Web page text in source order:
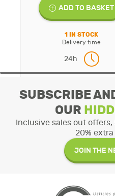
ADD TO BASKET
1 IN STOCK
Delivery time
24h
SUBSCRIBE
OUR
Inclusive sales out
20%
JOIN THE